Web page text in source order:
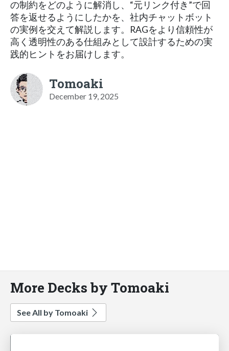
の制約をどのように解消し、“元リンク付き”で回
答を返せるようにしたかを、社内チャットボット
の実例を交えて解説します。RAGをより信頼性が
高く透明性のある仕組みとして設計するための実
践的ヒントをお届けします。
Tomoaki
December 19, 2025
More Decks by Tomoaki
See All by Tomoaki